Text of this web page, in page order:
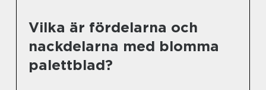
Vilka är fördelarna och
nackdelarna med blomma
palettblad?